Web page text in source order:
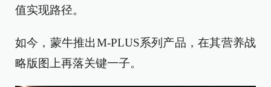
值实现路径。
如今，蒙牛推出M-PLUS系列产品，在其营养战
略版图上再落关键一子。